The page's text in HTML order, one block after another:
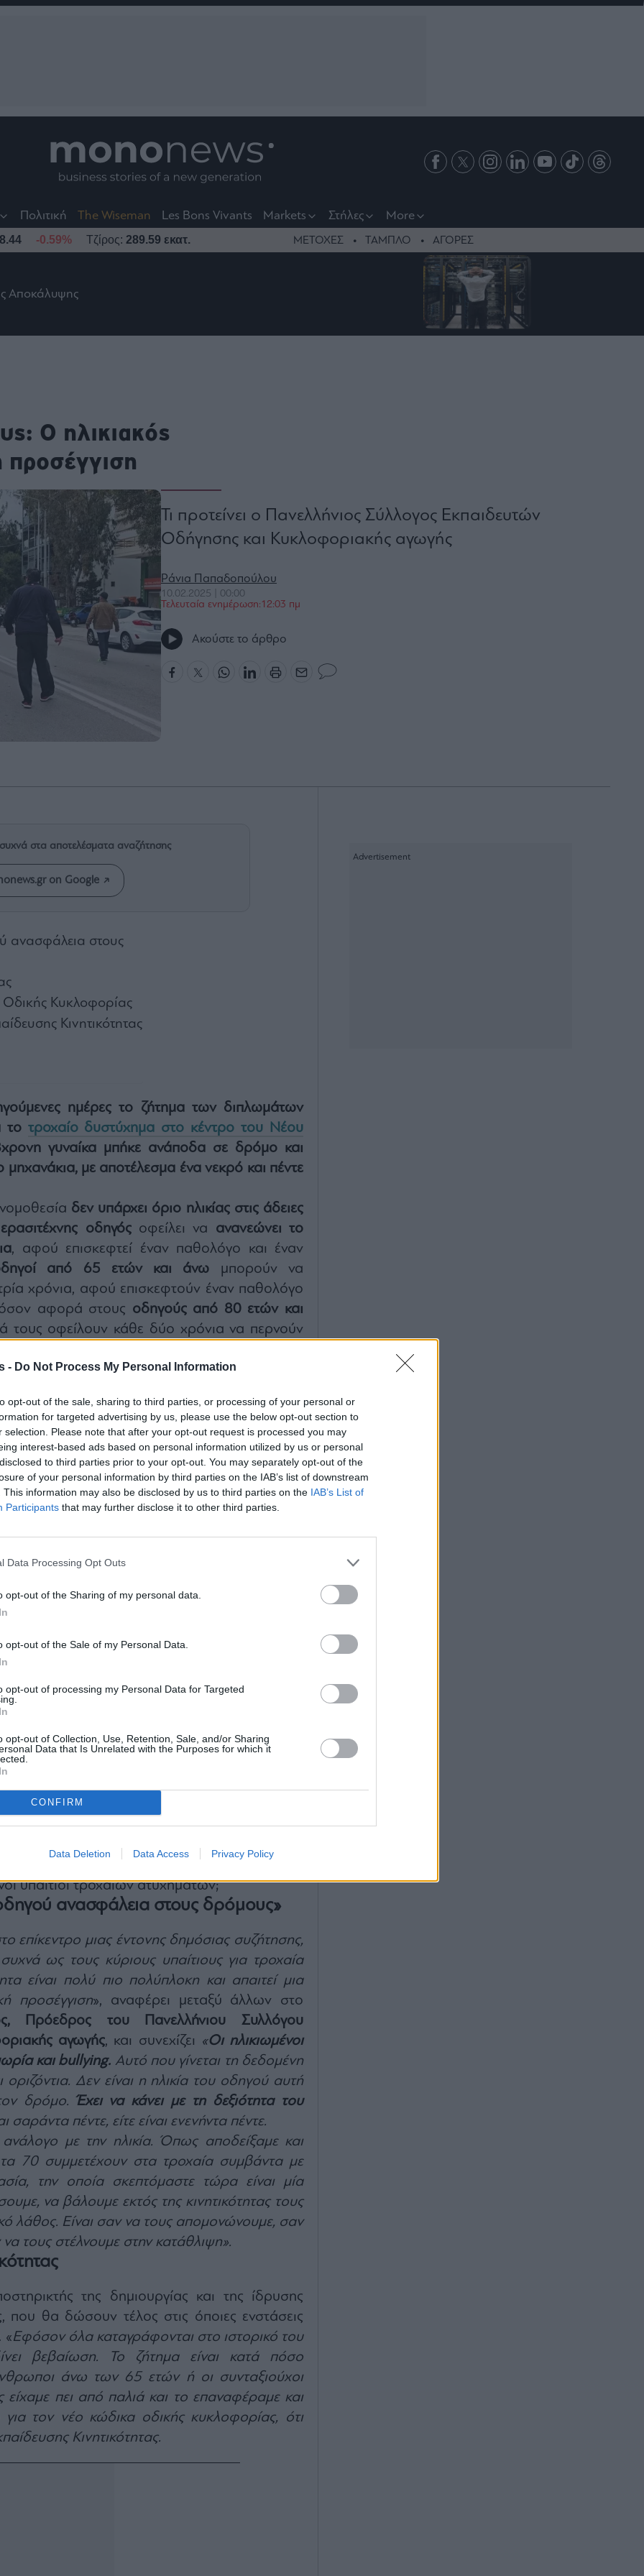
- Do Not Process My Personal Information
opt-out of the sale, sharing to third parties, or processing of your personal or
for targeted advertising by us, please use the below opt-out section to
selection. Please note that after your opt-out request is processed you may
interest-based ads based on personal information utilized by us or personal
to third parties prior to your opt-out. You may separately opt-out of the
of your personal information by third parties on the IAB’s list of downstream
This information may also be disclosed by us to third parties on the IAB’s List of
Participants that may further disclose it to other third parties.
Data Processing Opt Outs
opt-out of the Sharing of my personal data.
opt-out of the Sale of my Personal Data.
opt-out of processing my Personal Data for Targeted
opt-out of Collection, Use, Retention, Sale, and/or Sharing
Data that Is Unrelated with the Purposes for which it
CONFIRM
Data Deletion Data Access Privacy Policy
Πολιτική The Wiseman Les Bons Vivants Markets Στήλες More
opt
is
-0.59% Τζίρος: 289.59 εκατ. ΜΕΤΟΧΕΣ ΤΑΜΠΛΟ ΑΓΟΡΕΣ
Αποκάλυψης
Ο ηλικιακός
προσέγγιση
Τι προτείνει ο Πανελλήνιος Σύλλογος Εκπαιδευτών
Οδήγησης και Κυκλοφοριακής αγωγής
Ράνια Παπαδοπούλου
10.02.2025 | 00:00
Τελευταία ενημέρωση:12:03 πμ
Ακούστε το άρθρο
συχνά στα αποτελέσματα αναζήτησης
on Google
ανασφάλεια στους
Οδικής Κυκλοφορίας
Κινητικότητας
ημέρες το ζήτημα των διπλωμάτων
το τροχαίο δυστύχημα στο κέντρο του Νέου
γυναίκα μπήκε ανάποδα σε δρόμο και
με αποτέλεσμα ένα νεκρό και πέντε
δεν υπάρχει όριο ηλικίας στις άδειες
οδηγόςοφείλει να ανανεώνει το
, αφού επισκεφτεί έναν παθολόγο και έναν
από 65 ετών και άνω μπορούν να
χρόνια, αφού επισκεφτούν έναν παθολόγο
όσον αφορά στους οδηγούς από 80 ετών και
τους οφείλουν κάθε δύο χρόνια να περνούν
παθολόγο, έναν οφθαλμίατρο, έναν
ή νευρολόγο.
υπαίτιοι τροχαίων ατυχημάτων;
ανασφάλεια στους δρόμους»
επίκεντρο μιας έντονης δημόσιας συζήτησης,
ως τους κύριους υπαίτιους για τροχαία
είναι πολύ πιο πολύπλοκη και απαιτεί μια
προσέγγιση», αναφέρει μεταξύ άλλων στο
Πρόεδρος του Πανελλήνιου Συλλόγου
αγωγής, και συνεχίζει «Οι ηλικιωμένοι
και bullying. Αυτό που γίνεται τη δεδομένη
οριζόντια. Δεν είναι η ηλικία του οδηγού αυτή
δρόμο.Έχει να κάνει με τη δεξιότητα του
σαράντα πέντε, είτε είναι ενενήντα πέντε.
με την ηλικία. Όπως αποδείξαμε και
70 συμμετέχουν στα τροχαία συμβάντα με
την οποία σκεπτόμαστε τώρα είναι μία
να βάλουμε εκτός της κινητικότητας τους
λάθος. Είναι σαν να τους απομονώνουμε, σαν
τους στέλνουμε στην κατάθλιψη».
της δημιουργίας και της ίδρυσης
που θα δώσουν τέλος στις όποιες ενστάσεις
«Εφόσον όλα καταγράφονται στο ιστορικό του
βεβαίωση. Το ζήτημα είναι κατά πόσο
άνω των 65 ετών ή οι συνταξιούχοι
πει από παλιά και το επαναφέραμε και
τον νέο κώδικα οδικής κυκλοφορίας, ότι
Κινητικότητας.